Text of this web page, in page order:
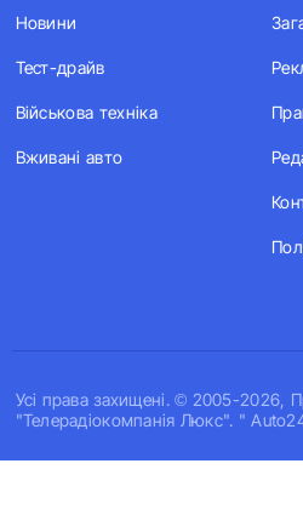
Усi права захищенi. © 2005-2026,
"Телерадіокомпанія Люкс". "
Новини
Тест-драйв
Військова техніка
Вживані авто